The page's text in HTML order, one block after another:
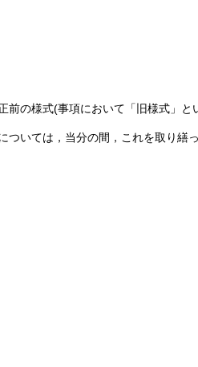
前の様式(事項において「旧様式」と
いては，当分の間，これを取り繕